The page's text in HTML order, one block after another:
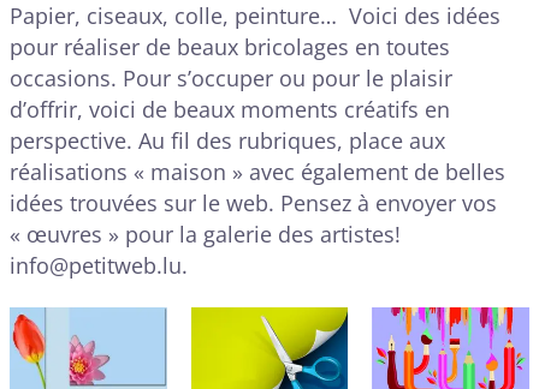
Papier, ciseaux, colle, peinture… Voici des idées
pour réaliser de beaux bricolages en toutes
occasions. Pour s’occuper ou pour le plaisir
d’offrir, voici de beaux moments créatifs en
perspective. Au fil des rubriques, place aux
réalisations « maison » avec également de belles
idées trouvées sur le web. Pensez à envoyer vos
« œuvres » pour la galerie des artistes!
info@petitweb.lu.